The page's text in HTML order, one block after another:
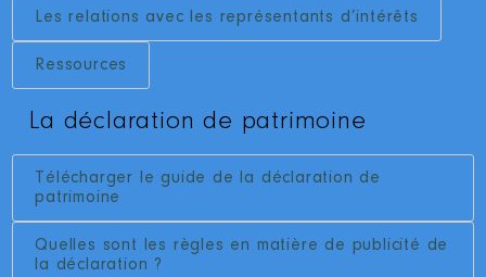
Les relations avec les représentants d’intérêts
Ressources
La déclaration de patrimoine
Télécharger le guide de la déclaration de
patrimoine
Quelles sont les règles en matière de publicité de
la déclaration ?